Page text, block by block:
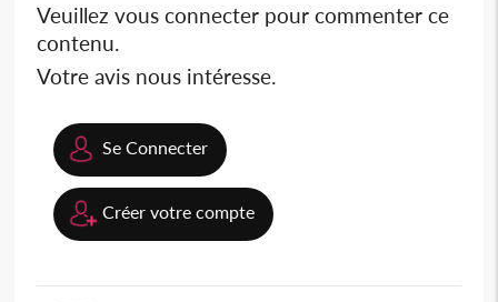
Veuillez vous connecter pour commenter ce
contenu.
Votre avis nous intéresse.
Se Connecter
Créer votre compte